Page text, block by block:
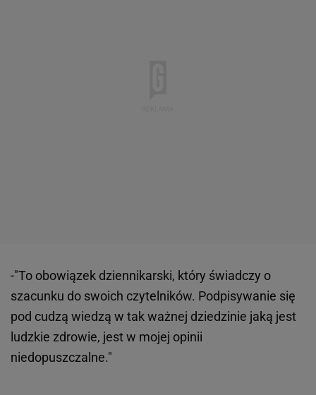
-"To obowiązek dziennikarski, który świadczy o
szacunku do swoich czytelników. Podpisywanie się
pod cudzą wiedzą w tak ważnej dziedzinie jaką jest
ludzkie zdrowie, jest w mojej opinii
niedopuszczalne."